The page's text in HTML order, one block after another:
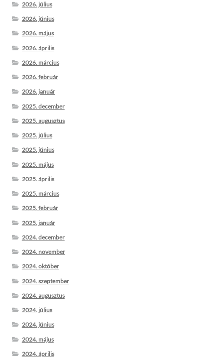
2026. július
2026. június
2026. május
2026. április
2026. március
2026. február
2026. január
2025. december
2025. augusztus
2025. július
2025. június
2025. május
2025. április
2025. március
2025. február
2025. január
2024. december
2024. november
2024. október
2024. szeptember
2024. augusztus
2024. július
2024. június
2024. május
2024. április